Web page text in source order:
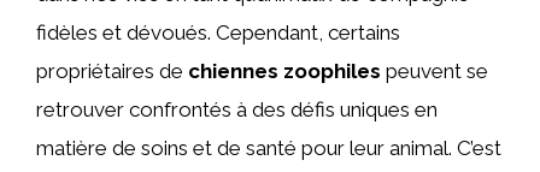
fidèles et dévoués. Cependant, certains
propriétaires de chiennes zoophiles peuvent se
retrouver confrontés à des défis uniques en
matière de soins et de santé pour leur animal. C’est